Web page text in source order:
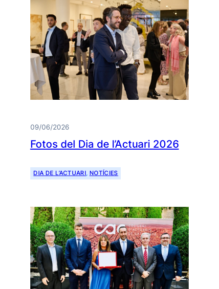
09/06/2026
Fotos del Dia de l’Actuari 2026
DIA DE L’ACTUARI, NOTÍCIES